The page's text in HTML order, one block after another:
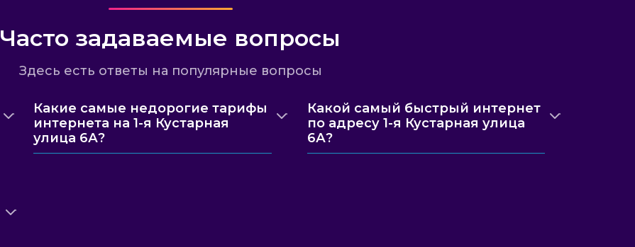
Часто задаваемые вопросы
Здесь есть ответы на популярные вопросы
Какие самые недорогие тарифы
интернета на 1-я Кустарная
улица 6А?
Какой самый быстрый интернет
по адресу 1-я Кустарная улица
6А?